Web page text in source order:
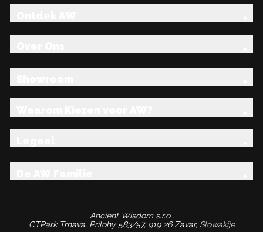
Ancient Wisdom s.r.o.,
CTPark Trnava, Prílohy 583/57, 919 26 Zavar, Slowakije